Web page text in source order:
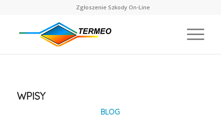
Zgłoszenie Szkody On-Line
WPISY
BLOG